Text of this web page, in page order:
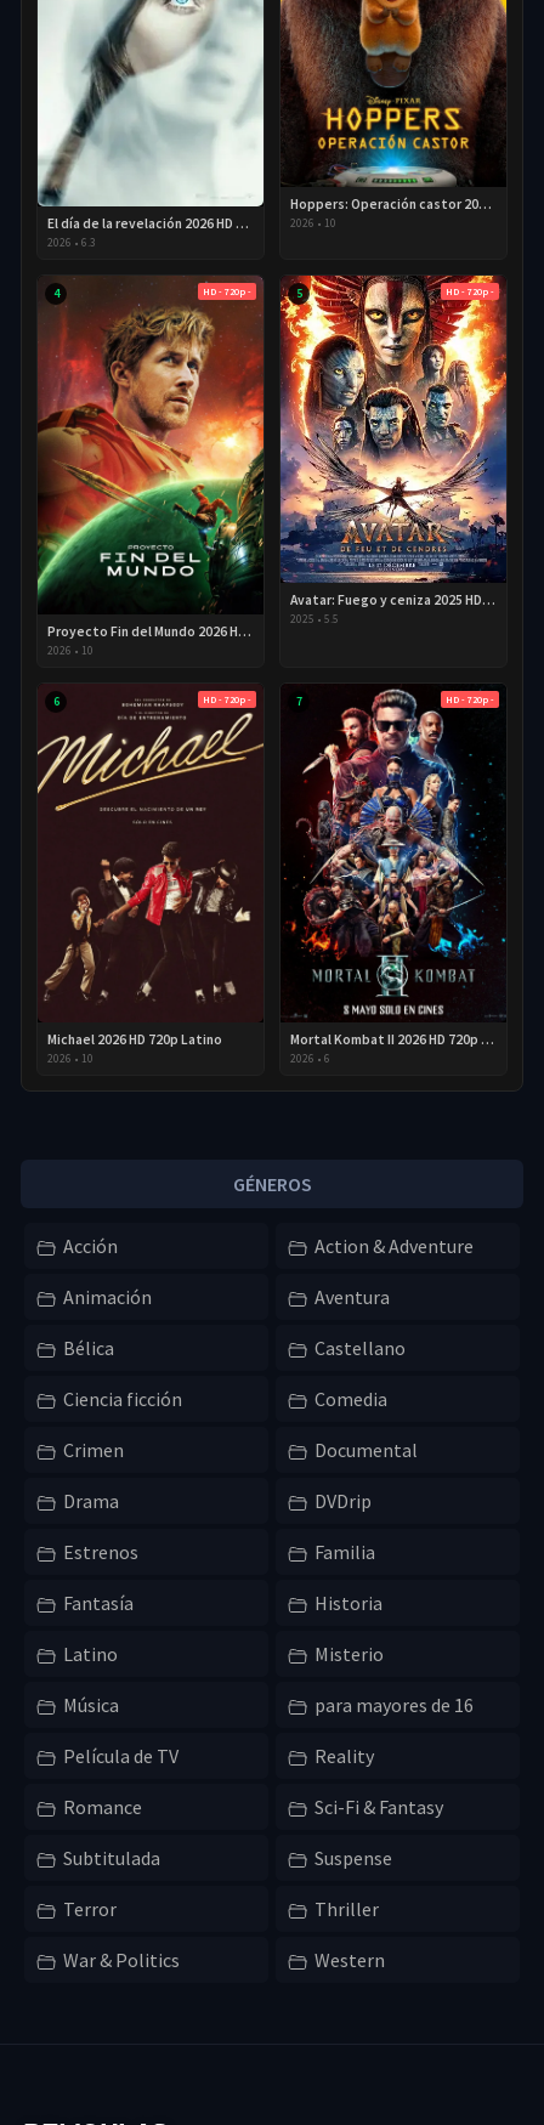
El día de la revelación 2026 HD 720P Latino
2026 • 6.3
Hoppers: Operación castor 2026 HD 720p Latino
2026 • 10
4 HD - 720p -
Proyecto Fin del Mundo 2026 HD 720p Latino
2026 • 10
5 HD - 720p -
Avatar: Fuego y ceniza 2025 HD 720p Latino
2025 • 5.5
6 HD - 720p -
Michael 2026 HD 720p Latino
2026 • 10
7 HD - 720p -
Mortal Kombat II 2026 HD 720p Latino
2026 • 6
GÉNEROS
Acción Action & Adventure
Animación Aventura
Bélica Castellano
Ciencia ficción Comedia
Crimen Documental
Drama DVDrip
Estrenos Familia
Fantasía Historia
Latino Misterio
Música para mayores de 16
Película de TV Reality
Romance Sci-Fi & Fantasy
Subtitulada Suspense
Terror Thriller
War & Politics Western